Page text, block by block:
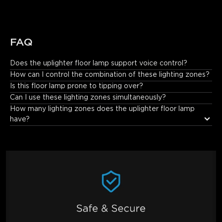
FAQ
Does the uplighter floor lamp support voice control?
This product is compatible with Alexa and Google Assistant. It
also supports Matter, allowing you to control it via Siri.
How can I control the combination of these lighting zones?
Is this floor lamp prone to tipping over?
Can I use these lighting zones simultaneously?
How many lighting zones does the uplighter floor lamp
have?